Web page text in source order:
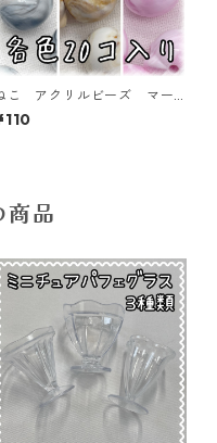
こ アクリルビーズ マー
ル模様 20個入り【AB-Mn
】
商品